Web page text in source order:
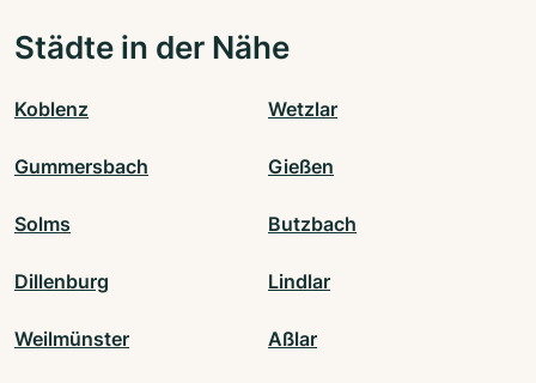
Städte in der Nähe
Koblenz Wetzlar
Gummersbach Gießen
Solms Butzbach
Dillenburg Lindlar
Weilmünster Aßlar